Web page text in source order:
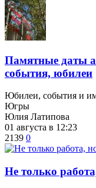
​Памятные даты
события, юбилеи
Юбилеи, события и
Югры
Юлия Латипова
01 августа в 12:23
2139 0
​Не только